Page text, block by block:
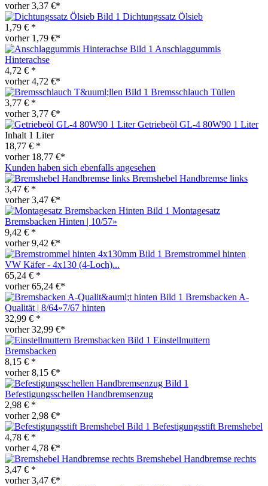
vorher 3,37 €*
Dichtungssatz Ölsieb
1,79 € *
vorher 1,79 €*
Anschlaggummis
Hinterachse
4,72 € *
vorher 4,72 €*
Bremsschlauch Tüllen
3,77 € *
vorher 3,77 €*
Getriebeöl GL-4 80W90 1 Liter
Inhalt 1 Liter
18,77 € *
vorher 18,77 €*
Kunden haben sich ebenfalls angesehen
Bremshebel Handbremse links
3,47 € *
vorher 3,47 €*
Montagesatz
Bremsbacken Hinten | 10/57»
9,42 € *
vorher 9,42 €*
Bremstrommel hinten
VW Käfer - 4x130 (4-Loch)...
65,24 € *
vorher 65,24 €*
Bremsbacken A-
Qualität | 8/64»7/67 hinten
32,99 € *
vorher 32,99 €*
Einstellmuttern
Bremsbacken
8,15 € *
vorher 8,15 €*
Befestigungsschellen Handbremsenzug
2,98 € *
vorher 2,98 €*
Befestigungsstift Bremshebel
4,78 € *
vorher 4,78 €*
Bremshebel Handbremse rechts
3,47 € *
vorher 3,47 €*